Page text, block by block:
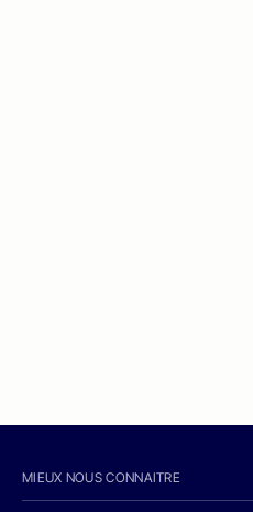
MIEUX NOUS CONNAITRE